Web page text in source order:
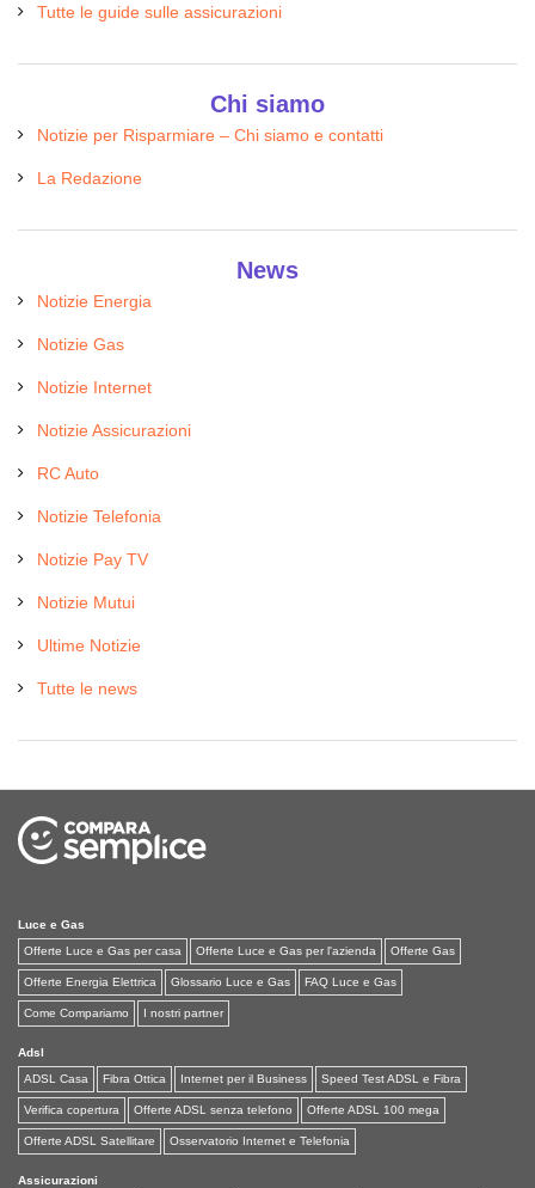
Tutte le guide sulle assicurazioni
Chi siamo
Notizie per Risparmiare – Chi siamo e contatti
La Redazione
News
Notizie Energia
Notizie Gas
Notizie Internet
Notizie Assicurazioni
RC Auto
Notizie Telefonia
Notizie Pay TV
Notizie Mutui
Ultime Notizie
Tutte le news
Luce e Gas
Offerte Luce e Gas per casa
Offerte Luce e Gas per l'azienda Offerte Gas
Offerte Energia Elettrica Glossario Luce e Gas FAQ Luce e Gas
Come Compariamo I nostri partner
Adsl
ADSL Casa
Fibra Ottica Internet per il Business Speed Test ADSL e Fibra
Verifica copertura Offerte ADSL senza telefono Offerte ADSL 100 mega
Offerte ADSL Satellitare Osservatorio Internet e Telefonia
Assicurazioni